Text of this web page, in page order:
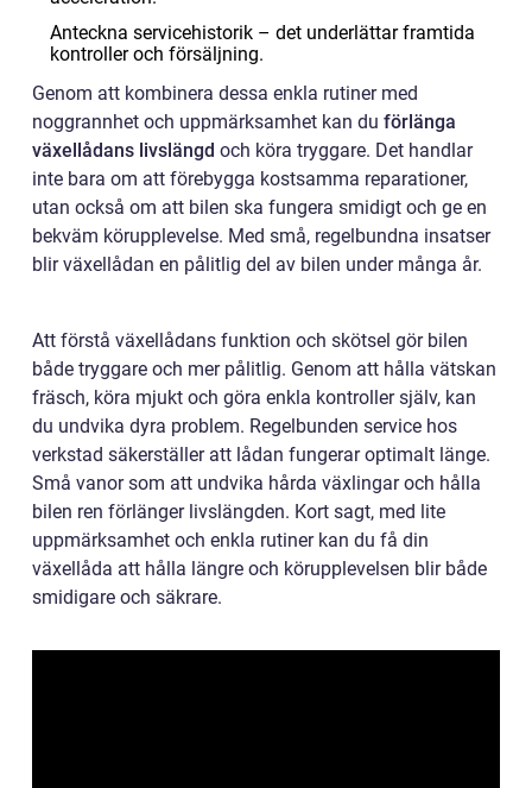
Anteckna servicehistorik – det underlättar framtida
kontroller och försäljning.
Genom att kombinera dessa enkla rutiner med
noggrannhet och uppmärksamhet kan du förlänga
växellådans livslängd och köra tryggare. Det handlar
inte bara om att förebygga kostsamma reparationer,
utan också om att bilen ska fungera smidigt och ge en
bekväm körupplevelse. Med små, regelbundna insatser
blir växellådan en pålitlig del av bilen under många år.
Att förstå växellådans funktion och skötsel gör bilen
både tryggare och mer pålitlig. Genom att hålla vätskan
fräsch, köra mjukt och göra enkla kontroller själv, kan
du undvika dyra problem. Regelbunden service hos
verkstad säkerställer att lådan fungerar optimalt länge.
Små vanor som att undvika hårda växlingar och hålla
bilen ren förlänger livslängden. Kort sagt, med lite
uppmärksamhet och enkla rutiner kan du få din
växellåda att hålla längre och körupplevelsen blir både
smidigare och säkrare.